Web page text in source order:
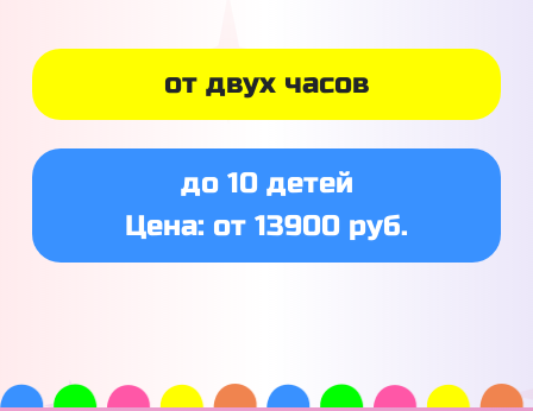
от двух часов
до 10 детей
Цена: от 13900 руб.